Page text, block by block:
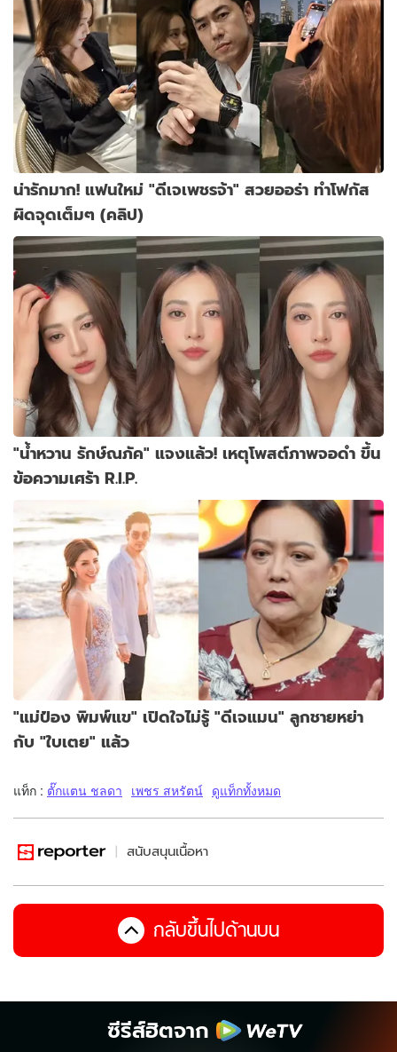
น่ารักมาก! แฟนใหม่ "ดีเจเพชรจ้า" สวยออร่า ทำโฟกัส
ผิดจุดเต็มๆ (คลิป)
"น้ำหวาน รักษ์ณภัค" แจงแล้ว! เหตุโพสต์ภาพจอดำ ขึ้น
ข้อความเศร้า R.I.P.
"แม่ป๋อง พิมพ์แข" เปิดใจไม่รู้ "ดีเจแมน" ลูกชายหย่า
กับ "ใบเตย" แล้ว
แท็ก : ตั๊กแตน ชลดา เพชร สหรัตน์ ดูแท็กทั้งหมด
สนับสนุนเนื้อหา
กลับขึ้นไปด้านบน
ซีรีส์ฮิตจาก